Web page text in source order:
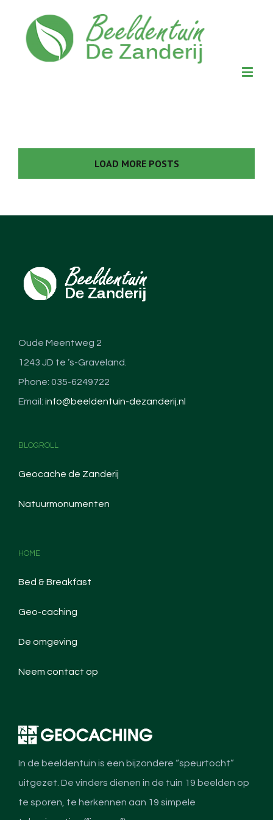
LOAD MORE POSTS
Oude Meentweg 2
1243 JD te ’s-Graveland.
Phone: 035-6249722
Email: info@beeldentuin-dezanderij.nl
BLOGROLL
Geocache de Zanderij
Natuurmonumenten
HOME
Bed & Breakfast
Geo-caching
De omgeving
Neem contact op
In de beeldentuin is een bijzondere “speurtocht”
uitgezet. De vinders dienen in de tuin 19 beelden op
te sporen, te herkennen aan 19 simpele